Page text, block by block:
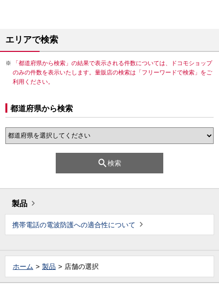
エリアで検索
「都道府県から検索」の結果で表示される件数については、ドコモショップ
のみの件数を表示いたします。量販店の検索は「フリーワードで検索」をご
利用ください。
都道府県から検索
検索
製品
携帯電話の電波防護への適合性について
ホーム 製品 店舗の選択